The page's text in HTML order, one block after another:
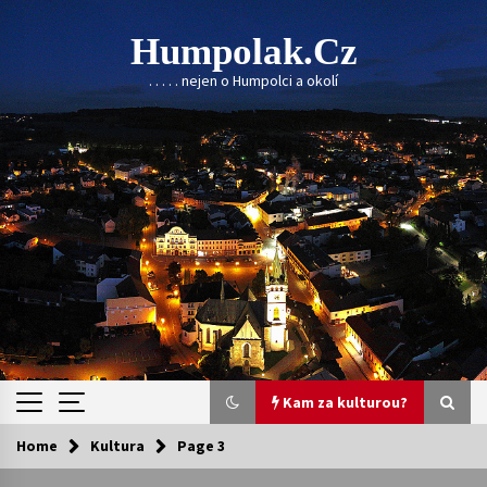
Skip
to
content
Humpolak.cz
. . . . . nejen o Humpolci a okolí
Kam za kulturou?
Kam za kulturou?
Home Kultura Page 3